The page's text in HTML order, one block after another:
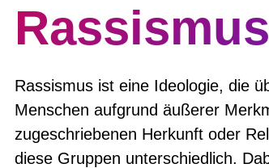
Rassismus
Rassismus ist eine Ideologie, die
Menschen aufgrund äußerer
zugeschriebenen Herkunft oder
diese Gruppen unterschiedlich.